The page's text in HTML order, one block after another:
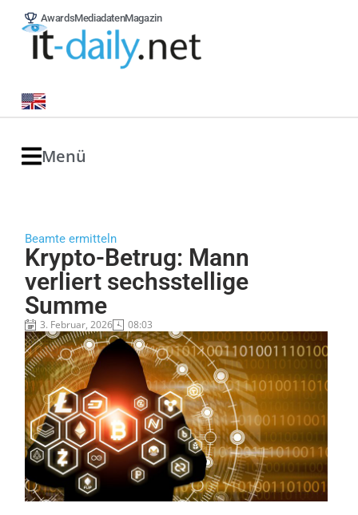
AwardsMediadatenMagazin
Menü
Beamte ermitteln
Krypto-Betrug: Mann
verliert sechsstellige
Summe
3. Februar, 2026 08:03